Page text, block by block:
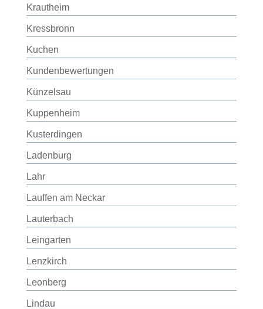
Krautheim
Kressbronn
Kuchen
Kundenbewertungen
Künzelsau
Kuppenheim
Kusterdingen
Ladenburg
Lahr
Lauffen am Neckar
Lauterbach
Leingarten
Lenzkirch
Leonberg
Lindau